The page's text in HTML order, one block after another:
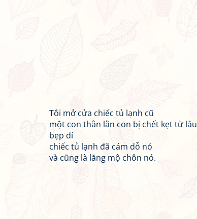
Tôi mở cửa chiếc tủ lạnh cũ
một con thằn lằn con bị chết kẹt từ lâu
bẹp dí
chiếc tủ lạnh đã cám dỗ nó
và cũng là lăng mộ chôn nó.